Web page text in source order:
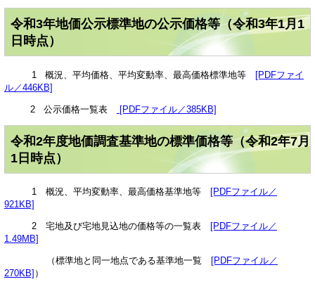
令和3年地価公示標準地の公示価格等（令和3年1月1
日時点）
1 概況、平均価格、平均変動率、最高価格標準地等 [PDFファイ
ル／446KB]
2 公示価格一覧表 [PDFファイル／385KB]
令和2年度地価調査基準地の標準価格等（令和2年7月
1日時点）
1 概況、平均変動率、最高価格基準地等
[PDFファイル／
921KB]
2 宅地及び宅地見込地の価格等の一覧表
[PDFファイル／
1.49MB]
（標準地と同一地点である基準地一覧
[PDFファイル／
270KB] ）